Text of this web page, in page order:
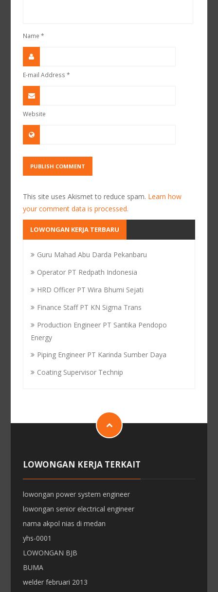
Name*
E-mail Address*
Website
This site uses Akismet to reduce spam. Learn how
your comment data is processed.
LOWONGAN KERJA TERBARU
Guru Mahad Abu Darda Pekanbaru
Operator PT Redpath Indonesia
HRD Officer PT Wira Bhumi Sejati
Finance Staff PT KN Sigma Trans
Production Engineer PT Santika Pendopo
Energy
Piping Engineer PT Karinda Sumber Daya
Coating Supervisor Technip
LOWONGAN KERJA TERKAIT
lowongan power system engineer
lowongan senior electrical engineer
nama akpol nias di medan
yhs-0001
LOWONGAN BJB
BUMA
welder februari 2013